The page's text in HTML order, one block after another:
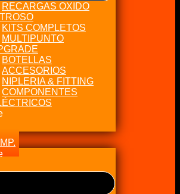
RECARGAS OXIDO
KITS COMPLETOS
MULTIPUNTO
BOTELLAS
ACCESORIOS
NIPLERIA & FITTING
COMPONENTES